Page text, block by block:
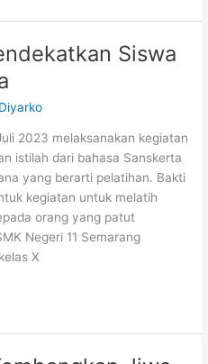
Siswa
Diyarko
2023 melaksanakan kegiatan
istilah dari bahasa Sanskerta
yang berarti pelatihan. Bakti
kegiatan untuk melatih
orang yang patut
Negeri 11 Semarang
X